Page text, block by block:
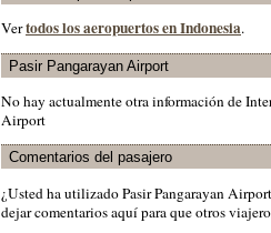
Vertodos los aeropuertos en Indonesia.
Pasir Pangarayan Airport
No hay actualmente otra información de
Airport
Comentarios del pasajero
¿Usted ha utilizado Pasir Pangarayan
dejar comentarios aquí para que otros